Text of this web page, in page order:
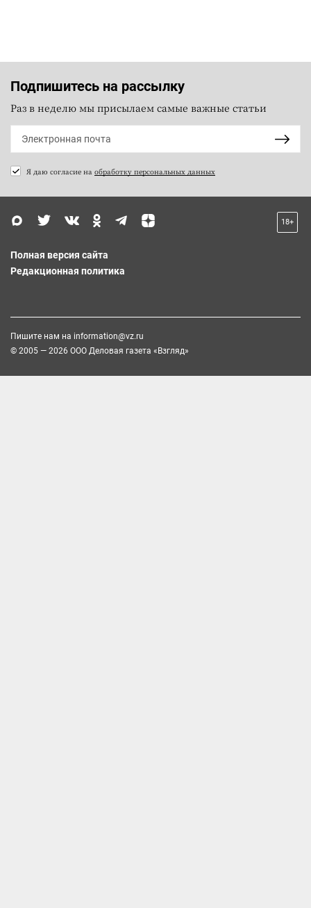
Подпишитесь на рассылку
Раз в неделю мы присылаем самые важные статьи
Я даю согласие на обработку персональных данных
18+
Полная версия сайта
Редакционная политика
Пишите нам на information@vz.ru
© 2005 — 2026 ООО Деловая газета «Взгляд»